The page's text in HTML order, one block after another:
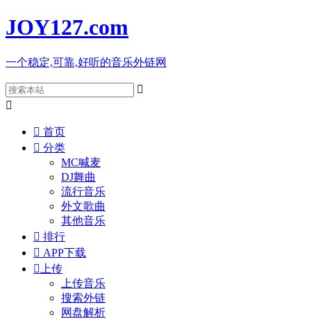
JOY127.com
一个稳定,可靠,好听的音乐外链网


 首页
 分类
MC喊麦
DJ舞曲
流行音乐
外文歌曲
其他音乐
 排行
 APP下载
 上传
上传音乐
搜索外链
网盘解析